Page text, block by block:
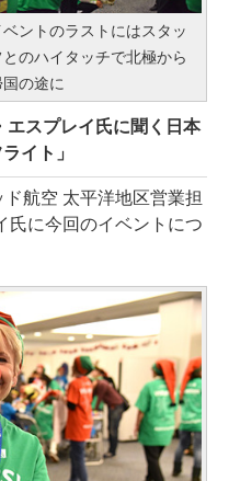
ベントのラストにはスタッ
とのハイタッチで北極から
国の途に
エスプレイ氏に聞く日本
イト」
航空 太平洋地区営業担
氏に今回のイベントにつ